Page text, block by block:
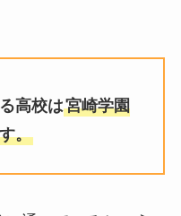
高校は宮崎学園
。